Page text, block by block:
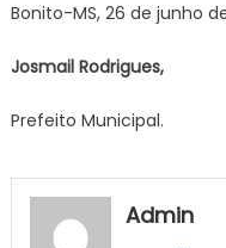
Bonito-MS, 26 de junho
Josmail Rodrigues,
Prefeito Municipal.
Admin